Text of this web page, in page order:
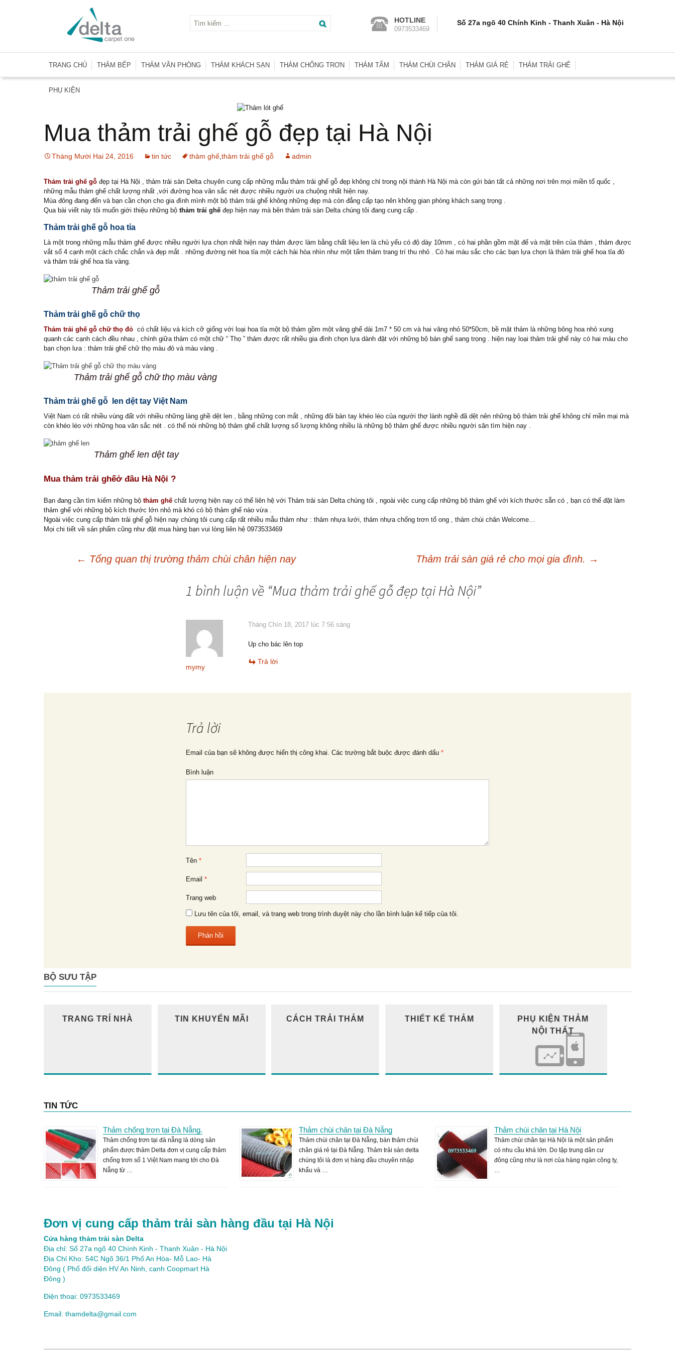
Tìm
kiếm
HOTLINE
0973533469
Số 27a ngõ 40 Chính Kinh - Thanh Xuân - Hà Nội
đến
phần
nội
TRANG CHỦ THẢM BẾP THẢM VĂN PHÒNG
Thảm Malaysia
Thảm Dubai U.A.E
Thảm Trải Sàn Mỹ
Thảm Trung Quốc
Thảm Trải Sàn Nhật Bản
THẢM KHÁCH SẠN
Thảm Trải Phòng KS
Thảm Len Đặt Dệt
Thảm Đường Dẫn
Thảm Hành Lang
THẢM CHỐNG TRƠN THẢM TẤM
Thảm Tấm Interface
Thảm Tấm Malaysia
Thảm Tấm Tuntex
Thảm Tấm U.A.E
Thảm Tấm Nhật Bản
THẢM CHÙI CHÂN
Thảm Nhựa Gai
Thảm Nhựa Lưới
Thảm Sợi Tổng Hợp
THẢM GIÁ RẺ THẢM TRẢI GHẾ
PHỤ KIỆN
Rèm Gỗ
Rèm Lá Dọc
Rèm Nhựa PVC
Nẹp Chân Tường
Nẹp Đồng
Nẹp Đinh & Băng Keo
Nẹp Nhôm
Nẹp Nhựa
Mua thảm trải ghế gỗ đẹp tại Hà Nội
Tháng Mười Hai 24, 2016 tin tức thảm ghế thảm trải ghế gỗ admin
Thảm trải ghế gỗ đẹp tại Hà Nội , thảm trải sàn Delta chuyên cung cấp những mẫu thảm trải ghế gỗ đẹp không chỉ trong nội thành Hà Nội mà còn gửi bán tất cả những nơi trên mọi miền tổ quốc ,
những mẫu thảm ghế chất lượng nhất ,với đường hoa văn sắc nét được nhiều người ưa chuộng nhất hiện nay.
Mùa đông đang đến và bạn cần chọn cho gia đình mình một bộ thảm trải ghế không những đẹp mà còn đẳng cấp tạo nên không gian phòng khách sang trọng .
Qua bài viết này tôi muốn giới thiệu những bộ thảm trải ghế đẹp hiện nay mà bên thảm trải sàn Delta chúng tôi đang cung cấp .
Thảm trải ghế gỗ hoa tỉa
Là một trong những mẫu thảm ghế được nhiều người lựa chọn nhất hiện nay thảm được làm bằng chất liệu len là chủ yếu có độ dày 10mm , có hai phần gồm mặt đế và mặt trên của thảm , thảm được
vắt sổ 4 cạnh một cách chắc chắn và đẹp mắt . những đường nét hoa tỉa một cách hài hòa nhìn như một tấm thảm trang trí thu nhỏ . Có hai màu sắc cho các bạn lựa chọn là thảm trải ghế hoa tỉa đỏ
và thảm trải ghế hoa tỉa vàng.
Thảm trải ghế gỗ
Thảm trải ghế gỗ chữ thọ
Thảm trải ghế gỗ chữ thọ đỏ có chất liệu và kích cỡ giống với loại hoa tỉa một bộ thảm gồm một văng ghế dài 1m7 * 50 cm và hai văng nhỏ 50*50cm, bề mặt thảm là những bông hoa nhỏ xung
quanh các cạnh cách đều nhau , chính giữa thảm có một chữ “ Thọ ” thảm được rất nhiều gia đình chọn lựa dành đặt với những bộ bàn ghế sang trọng . hiện nay loại thảm trải ghế này có hai màu cho
bạn chọn lưa : thảm trải ghế chữ thọ màu đỏ và màu vàng .
Thảm trải ghế gỗ chữ thọ màu vàng
Thảm trải ghế gỗ len dệt tay Việt Nam
Việt Nam có rất nhiều vùng đất với nhiều những làng ghề dệt len , bằng những con mắt , những đôi bàn tay khéo léo của người thợ lành nghề đã dệt nên những bộ thảm trải ghế không chỉ mền mại mà
còn khéo léo với những hoa văn sắc nét . có thể nói những bộ thảm ghế chất lượng số lượng không nhiều là những bộ thảm ghế được nhiều người săn tìm hiện nay .
Thảm ghế len dệt tay
Mua thảm trải ghếở đâu Hà Nội ?
Bạn đang cần tìm kiếm những bộ thảm ghế chất lượng hiện nay có thể liên hệ với Thảm trải sàn Delta chúng tôi , ngoài việc cung cấp những bộ thảm ghế với kích thước sẵn có , bạn có thể đặt làm
thảm ghế với những bộ kích thước lớn nhỏ mà khó có bộ thảm ghế nào vừa .
Ngoài việc cung cấp thảm trải ghế gỗ hiện nay chúng tôi cung cấp rất nhiều mẫu thảm như : thảm nhựa lưới, thảm nhựa chống trơn tổ ong , thảm chùi chân Welcome…
Mọi chi tiết về sản phẩm cũng như đặt mua hàng bạn vui lòng liên hệ 0973533469
← Tổng quan thị trường thảm chùi chân hiện nay Thảm trải sàn giá rẻ cho mọi gia đình. →
1 bình luận về “Mua thảm trải ghế gỗ đẹp tại Hà Nội”
mymy
Tháng Chín 18, 2017 lúc 7:56 sáng
Up cho bác lên top
Trả lời
Trả lời
Email của bạn sẽ không được hiển thị công khai. Các trường bắt buộc được đánh dấu *
Bình luận
Tên *
Email *
Trang web
Lưu tên của tôi, email, và trang web trong trình duyệt này cho lần bình luận kế tiếp của tôi.
BỘ SƯU TẬP
TRANG TRÍ NHÀ TIN KHUYẾN MÃI CÁCH TRẢI THẢM THIẾT KẾ THẢM
PHỤ KIỆN THẢM
NỘI THẤT
TIN TỨC
Thảm chống trơn tại Đà Nẵng.
Thảm chống trơn tại đà nẵng là dòng sản
phẩm được thảm Delta đơn vị cung cấp thảm
chống trơn số 1 Việt Nam mang tới cho Đà
Nẵng từ …
Thảm chùi chân tại Đà Nẵng
Thảm chùi chân tại Đà Nẵng, bán thảm chùi
chân giá rẻ tại Đà Nẵng. Thảm trải sàn delta
chúng tôi là đơn vị hàng đầu chuyên nhập
khẩu và …
Thảm chùi chân tại Hà Nội
Thảm chùi chân tại Hà Nội là một sản phẩm
có nhu cầu khá lớn. Do tập trung dân cư
đông cũng như là nơi của hàng ngàn công ty,
…
Đơn vị cung cấp thảm trải sàn hàng đầu tại Hà Nội
Cửa hàng thảm trải sàn Delta
Địa chỉ: Số 27a ngõ 40 Chính Kinh - Thanh Xuân - Hà Nội
Địa Chỉ Kho: 54C Ngõ 36/1 Phố An Hòa- Mỗ Lao- Hà
Đông ( Phố đối diện HV An Ninh, cạnh Coopmart Hà
Đông )
Điện thoại: 0973533469
Email: thamdelta@gmail.com